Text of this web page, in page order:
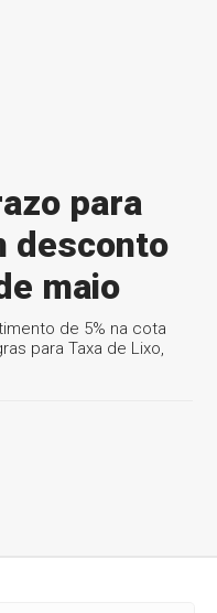
para
desconto
maio
de 5% na cota
para Taxa de Lixo,